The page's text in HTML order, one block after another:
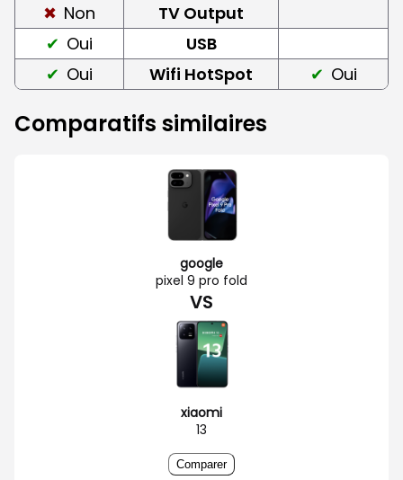
Non
TV Output
Oui
USB
Oui
Wifi HotSpot Oui
Comparatifs similaires
google
pixel 9 pro fold
VS
xiaomi
13
Comparer